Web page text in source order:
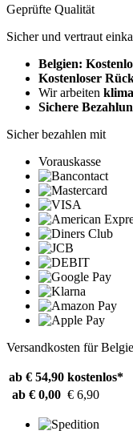
Geprüfte Qualität
Sicher und vertraut
Belgien:
Kostenloser
Wir arbeiten
Sichere
Sicher bezahlen mit
Vorauskasse
Versandkosten für
ab € 54,90 kostenlos*
ab € 0,00 € 6,90